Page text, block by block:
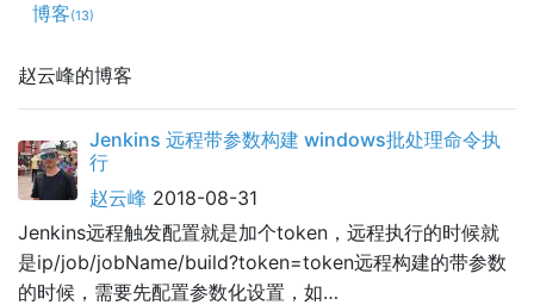
博客(13)
赵云峰的博客
Jenkins 远程带参数构建 windows批处理命令执
行
赵云峰 2018-08-31
Jenkins远程触发配置就是加个token，远程执行的时候就
是ip/job/jobName/build?token=token远程构建的带参数
的时候，需要先配置参数化设置，如